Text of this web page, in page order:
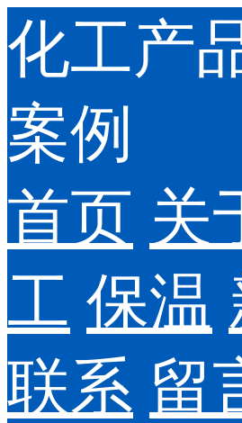
化工产
案例
首页 关
工 保温
联系 留